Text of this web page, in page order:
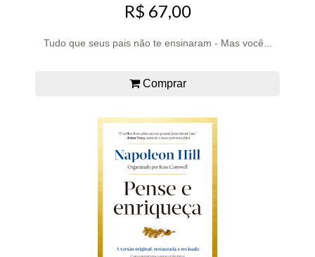
R$ 67,00
Tudo que seus pais não te ensinaram - Mas você...
Comprar